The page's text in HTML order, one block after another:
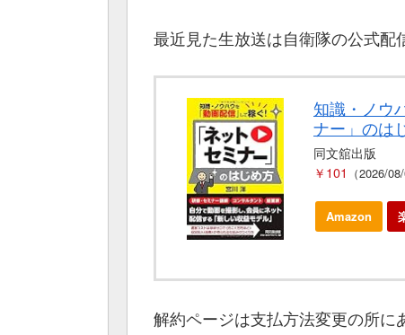
最近見た生放送は自衛隊の公式配
知識・ノウ
ナー」のは
同文舘出版
￥101 （2026/
Amazon
解約ページは支払方法変更の所に